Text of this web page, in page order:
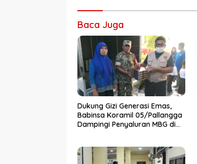
Baca Juga
Dukung Gizi Generasi Emas,
Babinsa Koramil 05/Pallangga
Dampingi Penyaluran MBG di